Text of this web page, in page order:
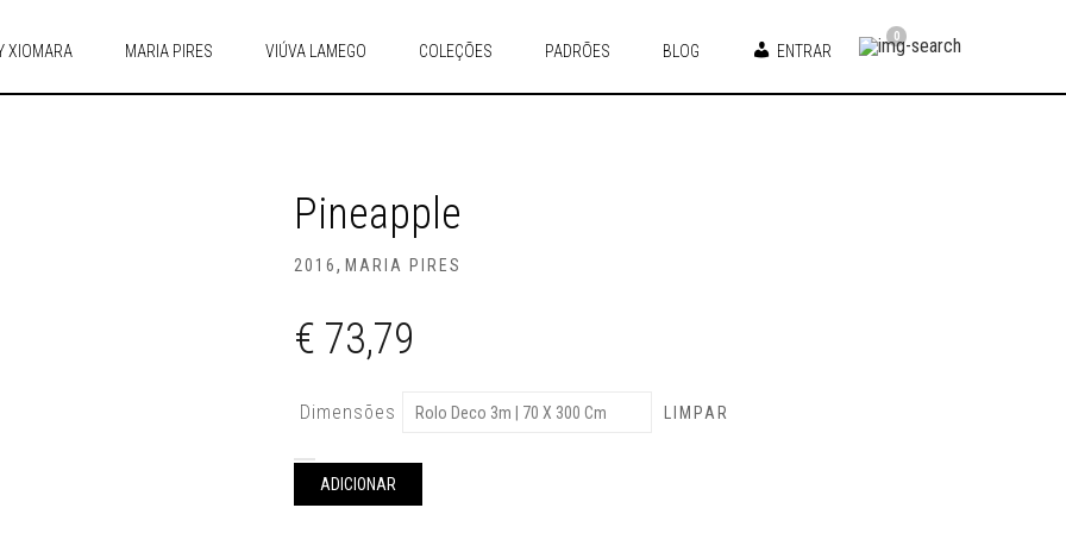
XIOMARA MARIA PIRES VIÚVA LAMEGO COLEÇÕES PADRÕES BLOG ENTRAR
0
Pineapple
2016,MARIA PIRES
€ 73,79
Dimensões LIMPAR
Quantidade
pineapple
ADICIONAR